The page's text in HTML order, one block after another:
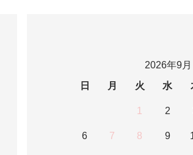
2026年9月
日
月 火 水
1 2
6 7 8 9